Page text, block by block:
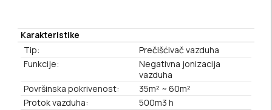
Karakteristike
Tip:
Prečišćivač vazduha
Funkcije:
Negativna jonizacija
vazduha
Površinska pokrivenost:
35m² ~ 60m²
Protok vazduha:
500m3 h